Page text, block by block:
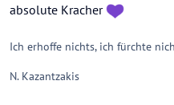
absolute Kracher
Ich erhoffe nichts, ich fürchte
N. Kazantzakis